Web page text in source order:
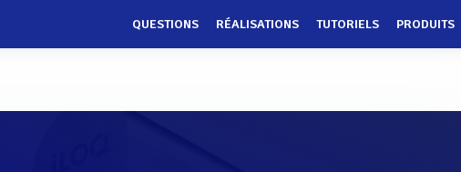
QUESTIONS RÉALISATIONS TUTORIELS PRODUITS